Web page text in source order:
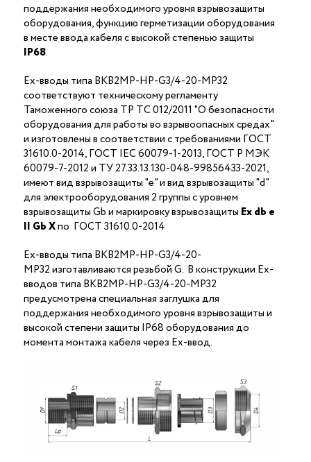
поддержания необходимого уровня взрывозащиты
оборудования, функцию герметизации оборудования
в месте ввода кабеля с высокой степенью защиты
IP68.
Ex-вводы типа ВКВ2МР-НР-G3/4-20-МР32
соответствуют техническому регламенту
Таможенного союза ТР ТС 012/2011 "О безопасности
оборудования для работы во взрывоопасных средах"
и изготовлены в соответствии с требованиями ГОСТ
31610.0-2014, ГОСТ IEC 60079-1-2013, ГОСТ Р МЭК
60079-7-2012 и ТУ 27.33.13.130-048-99856433-2021,
имеют вид взрывозащиты "е" и вид взрывозащиты "d"
для электрооборудования 2 группы с уровнем
взрывозащиты Gb и маркировку взрывозащиты Ехdb е
II Gb Xпо ГОСТ 31610.0-2014
Ex-вводы типа ВКВ2МР-НР-G3/4-20-
МР32 изготавливаются резьбой G. В конструкции Ex-
вводов типа ВКВ2МР-НР-G3/4-20-МР32
предусмотрена специальная заглушка для
поддержания необходимого уровня взрывозащиты и
высокой степени защиты IP68 оборудования до
момента монтажа кабеля через Ex-ввод.